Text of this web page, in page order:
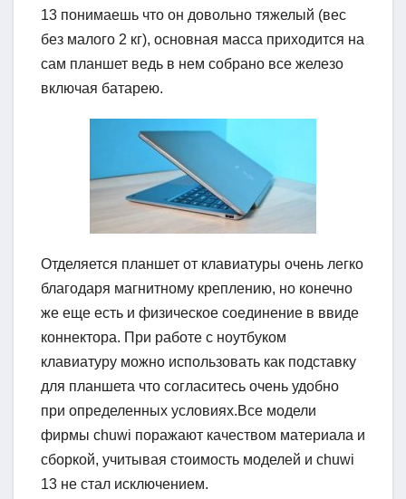
13 понимаешь что он довольно тяжелый (вес
без малого 2 кг), основная масса приходится на
сам планшет ведь в нем собрано все железо
включая батарею.
Отделяется планшет от клавиатуры очень легко
благодаря магнитному креплению, но конечно
же еще есть и физическое соединение в ввиде
коннектора. При работе с ноутбуком
клавиатуру можно использовать как подставку
для планшета что согласитесь очень удобно
при определенных условиях.Все модели
фирмы chuwi поражают качеством материала и
сборкой, учитывая стоимость моделей и chuwi
13 не стал исключением.